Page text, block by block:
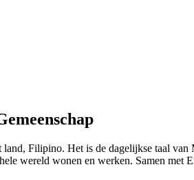
Filipino. Het is de dagelijkse taal
wereld wonen en werken. Samen met